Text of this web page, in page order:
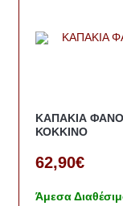
ΚΑΠΑΚΙΑ
ΚΟΚΚΙΝΟ
62,90€
Άμεσα